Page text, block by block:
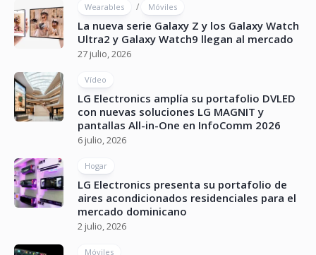
Wearables / Móviles
La nueva serie Galaxy Z y los Galaxy Watch
Ultra2 y Galaxy Watch9 llegan al mercado
27 julio, 2026
Vídeo
LG Electronics amplía su portafolio DVLED
con nuevas soluciones LG MAGNIT y
pantallas All-in-One en InfoComm 2026
6 julio, 2026
Hogar
LG Electronics presenta su portafolio de
aires acondicionados residenciales para el
mercado dominicano
2 julio, 2026
Móviles